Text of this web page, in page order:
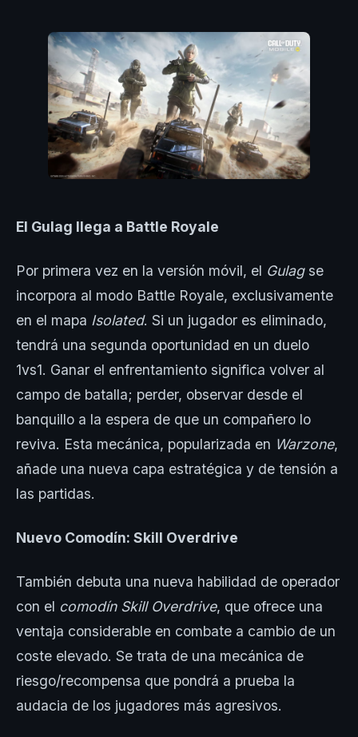
El Gulag llega a Battle Royale
Por primera vez en la versión móvil, el Gulagse
incorpora al modo Battle Royale, exclusivamente
en el mapa Isolated. Si un jugador es eliminado,
tendrá una segunda oportunidad en un duelo
1vs1. Ganar el enfrentamiento significa volver al
campo de batalla; perder, observar desde el
banquillo a la espera de que un compañero lo
reviva. Esta mecánica, popularizada en Warzone,
añade una nueva capa estratégica y de tensión a
las partidas.
Nuevo Comodín: Skill Overdrive
También debuta una nueva habilidad de operador
con el comodín Skill Overdrive, que ofrece una
ventaja considerable en combate a cambio de un
coste elevado. Se trata de una mecánica de
riesgo/recompensa que pondrá a prueba la
audacia de los jugadores más agresivos.